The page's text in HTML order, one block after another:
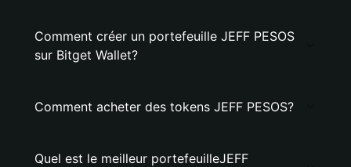
Comment créer un portefeuille JEFF PESOS
sur Bitget Wallet?
Comment acheter des tokens JEFF PESOS?
Quel est le meilleur portefeuilleJEFF